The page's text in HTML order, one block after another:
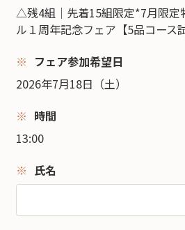
△残4組｜先着15組限定*7月限定
ル１周年記念フェア【5品コース
フェア参加希望日
2026年7月18日（土）
時間
13:00
氏名